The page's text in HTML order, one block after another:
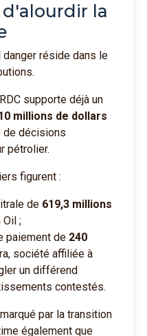
la
danger réside dans le
supporte déjà un
millions de dollars
de décisions
pétrolier.
figurent :
de 619,3 millions
Oil ;
paiement de 240
société affiliée à
un différend
contestés.
par la transition
également que